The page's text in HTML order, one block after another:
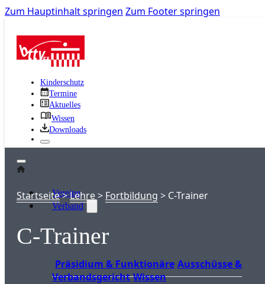
Zum Hauptinhalt springen Zum Footer springen
Kinderschutz
Termine
Aktuelles
Wissen
Downloads
Vereine
Verband
Präsidium & Funktionäre Ausschüsse &
Verbandsgericht Wissen
Startseite>Lehre> Fortbildung > C-Trainer
C-Trainer